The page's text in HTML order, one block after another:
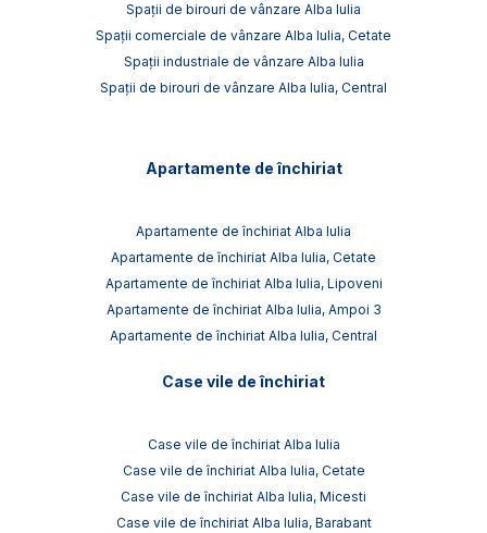
Spații de birouri de vânzare Alba Iulia
Spații comerciale de vânzare Alba Iulia, Cetate
Spații industriale de vânzare Alba Iulia
Spații de birouri de vânzare Alba Iulia, Central
Apartamente de închiriat
Apartamente de închiriat Alba Iulia
Apartamente de închiriat Alba Iulia, Cetate
Apartamente de închiriat Alba Iulia, Lipoveni
Apartamente de închiriat Alba Iulia, Ampoi 3
Apartamente de închiriat Alba Iulia, Central
Case vile de închiriat
Case vile de închiriat Alba Iulia
Case vile de închiriat Alba Iulia, Cetate
Case vile de închiriat Alba Iulia, Micesti
Case vile de închiriat Alba Iulia, Barabant